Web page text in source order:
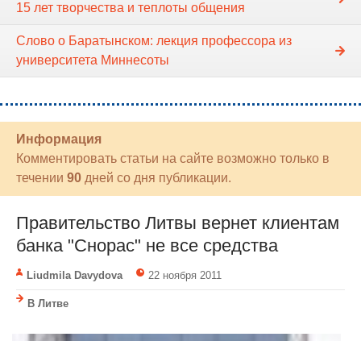
15 лет творчества и теплоты общения
Слово о Баратынском: лекция профессора из
университета Миннесоты
Информация
Комментировать статьи на сайте возможно только в
течении 90 дней со дня публикации.
Правительство Литвы вернет клиентам
банка "Снорас" не все средства
Liudmila Davydova 22 ноября 2011
В Литве